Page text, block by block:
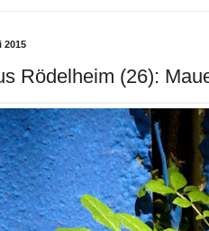
2015
Rödelheim (26):